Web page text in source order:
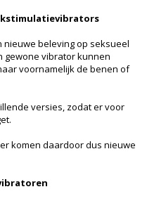
beleving op seksueel
gewone vibrator kunnen
voornamelijk de benen of
versies, zodat er voor
komen daardoor dus nieuwe